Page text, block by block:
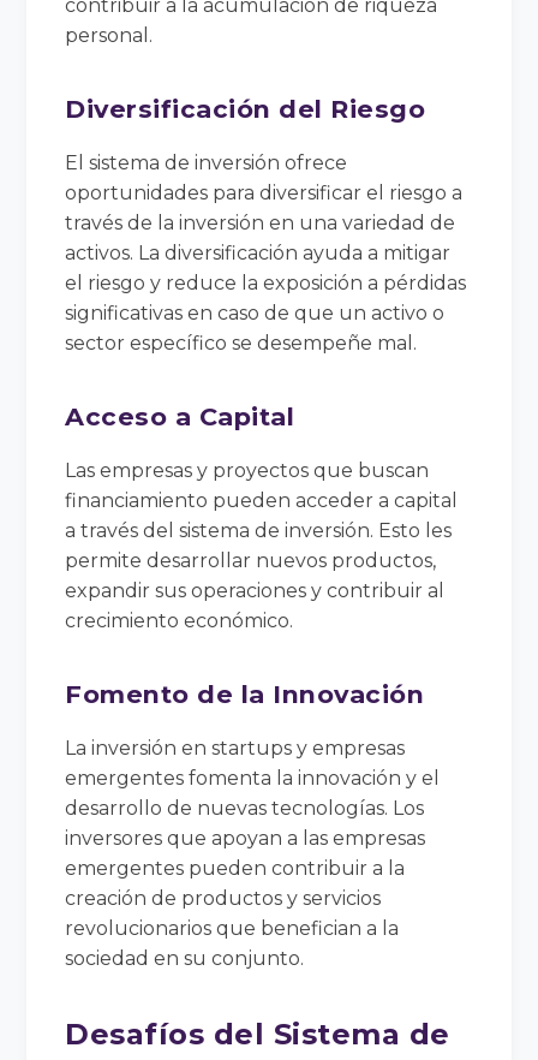
contribuir a la acumulación de riqueza
personal.
Diversificación del Riesgo
El sistema de inversión ofrece
oportunidades para diversificar el riesgo a
través de la inversión en una variedad de
activos. La diversificación ayuda a mitigar
el riesgo y reduce la exposición a pérdidas
significativas en caso de que un activo o
sector específico se desempeñe mal.
Acceso a Capital
Las empresas y proyectos que buscan
financiamiento pueden acceder a capital
a través del sistema de inversión. Esto les
permite desarrollar nuevos productos,
expandir sus operaciones y contribuir al
crecimiento económico.
Fomento de la Innovación
La inversión en startups y empresas
emergentes fomenta la innovación y el
desarrollo de nuevas tecnologías. Los
inversores que apoyan a las empresas
emergentes pueden contribuir a la
creación de productos y servicios
revolucionarios que benefician a la
sociedad en su conjunto.
Desafíos del Sistema de